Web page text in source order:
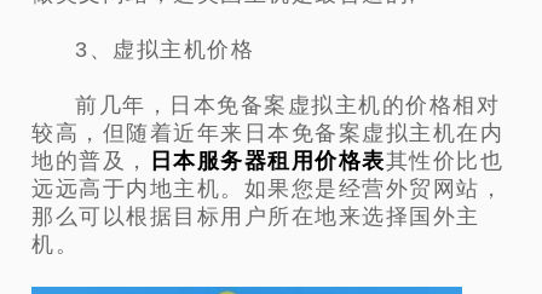
3、虚拟主机价格
前几年，日本免备案虚拟主机的价格相对
较高，但随着近年来日本免备案虚拟主机在内
地的普及，
日本服务器租用价格表其性价比也
远远高于内地主机。如果您是经营外贸网站，
那么可以根据目标用户所在地来选择国外主
机。